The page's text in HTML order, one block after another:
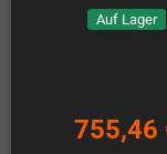
Auf Lager
755,46